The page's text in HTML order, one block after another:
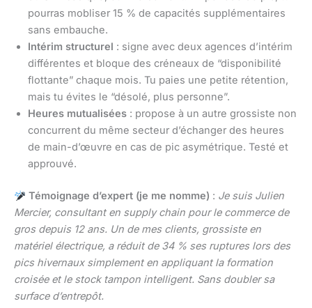
pourras mobliser 15 % de capacités supplémentaires
sans embauche.
Intérim structurel : signe avec deux agences d’intérim
différentes et bloque des créneaux de “disponibilité
flottante” chaque mois. Tu paies une petite rétention,
mais tu évites le “désolé, plus personne”.
Heures mutualisées : propose à un autre grossiste non
concurrent du même secteur d’échanger des heures
de main-d’œuvre en cas de pic asymétrique. Testé et
approuvé.
Témoignage d’expert (je me nomme) : Je suis Julien
Mercier, consultant en supply chain pour le commerce de
gros depuis 12 ans. Un de mes clients, grossiste en
matériel électrique, a réduit de 34 % ses ruptures lors des
pics hivernaux simplement en appliquant la formation
croisée et le stock tampon intelligent. Sans doubler sa
surface d’entrepôt.